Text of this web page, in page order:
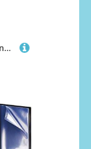
alles-meine.de GmbH A4 - Ringbuch/Zeugnisringbuch - Zeugnisse Bunte Schmetterlinge - incl. Name - mit Einsteckseiten & Einlagen - ERWEITERBAR/Ordner - Zeugnismappe - Sammel..